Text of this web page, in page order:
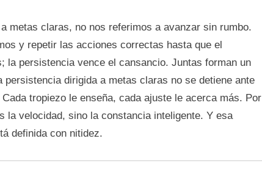
metas claras, no nos referimos a avanzar sin rumbo.
y repetir las acciones correctas hasta que el
la persistencia vence el cansancio. Juntas forman un
dirigida a metas claras no se detiene ante
tropiezo le enseña, cada ajuste le acerca más. Por
la velocidad, sino la constancia inteligente. Y esa
definida con nitidez.